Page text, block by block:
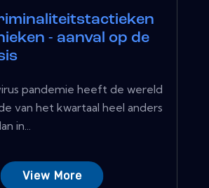
- aanval op de
pandemie heeft de wereld
van het kwartaal heel anders
in...
View More